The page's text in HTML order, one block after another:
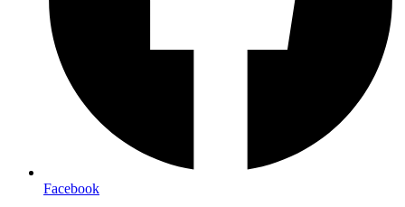
Facebook